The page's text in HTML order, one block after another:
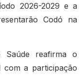
2026-2029 e a
Codó na
Saúde reafirma o
com a participação